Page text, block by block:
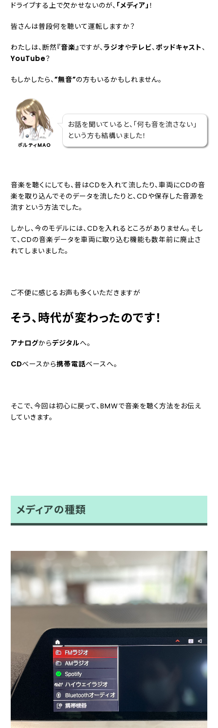
ドライブする上で欠かせないのが、 「メディア」 ！
皆さんは普段何を聴いて運転しますか？
わたしは、断然『音楽』ですが、ラジオやテレビ、ポッドキャスト、
YouTube？
もしかしたら、”無音”の方もいるかもしれません。
ポルティMAO
お話を聞いていると、「何も音を流さない」
という方も結構いました！
音楽を聴くにしても、昔はCDを入れて流したり、車両にCDの音
楽を取り込んでそのデータを流したりと、CDや保存した音源を
流すという方法でした。
しかし、今のモデルには、CDを入れるところがありません。そし
て、CDの音楽データを車両に取り込む機能も数年前に廃止さ
れてしまいました。
ご不便に感じるお声も多くいただきますが
そう、時代が変わったのです！
アナログからデジタルへ。
CDベースから携帯電話ベースへ。
そこで、今回は初心に戻って、BMWで音楽を聴く方法をお伝え
していきます。
メディアの種類